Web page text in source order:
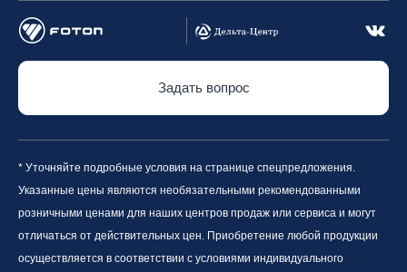
Задать вопрос
* Уточняйте подробные условия на странице спецпредложения.
Указанные цены являются необязательными рекомендованными
розничными ценами для наших центров продаж или сервиса и могут
отличаться от действительных цен. Приобретение любой продукции
осуществляется в соответствии с условиями индивидуального